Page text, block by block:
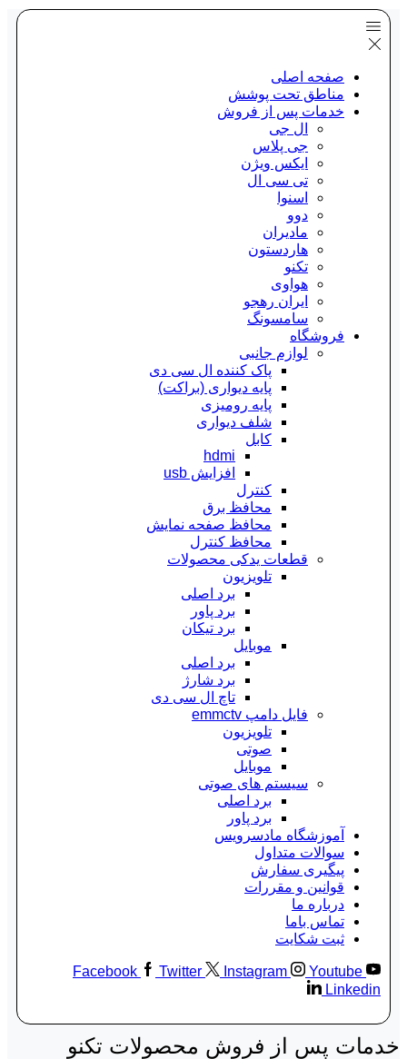
صفحه اصلی
مناطق تحت پوشش
خدمات پس از فروش
ال جی
جی پلاس
ایکس ویژن
تی سی ال
اسنوا
دوو
مادیران
هاردستون
تکنو
هواوی
ایران رهجو
سامسونگ
فروشگاه
لوازم جانبی
پاک کننده ال سی دی
پایه دیواری (براکت)
پایه رومیزی
شلف دیواری
کابل
hdmi
افزایش usb
کنترل
محافظ برق
محافظ صفحه نمایش
محافظ کنترل
قطعات یدکی محصولات
تلویزیون
برد اصلی
برد پاور
برد تیکان
موبایل
برد اصلی
برد شارژ
تاچ ال سی دی
فایل دامپ emmctv
تلویزیون
صوتی
موبایل
سیستم های صوتی
برد اصلی
برد پاور
آموزشگاه مادسرویس
سوالات متداول
پیگیری سفارش
قوانین و مقررات
درباره ما
تماس باما
ثبت شکایت
Facebook Twitter Instagram
Youtube
Linkedin
خدمات پس از فروش محصولات تکنو